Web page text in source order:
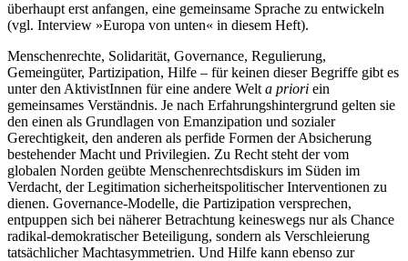
überhaupt erst anfangen, eine gemeinsame Sprache zu entwickeln
(vgl. Interview »Europa von unten« in diesem Heft).
Menschenrechte, Solidarität, Governance, Regulierung,
Gemeingüter, Partizipation, Hilfe – für keinen dieser Begriffe gibt es
unter den AktivistInnen für eine andere Welta priori ein
gemeinsames Verständnis. Je nach Erfahrungshintergrund gelten sie
den einen als Grundlagen von Emanzipation und sozialer
Gerechtigkeit, den anderen als perfide Formen der Absicherung
bestehender Macht und Privilegien. Zu Recht steht der vom
globalen Norden geübte Menschenrechtsdiskurs im Süden im
Verdacht, der Legitimation sicherheitspolitischer Interventionen zu
dienen. Governance-Modelle, die Partizipation versprechen,
entpuppen sich bei näherer Betrachtung keineswegs nur als Chance
radikal-demokratischer Beteiligung, sondern als Verschleierung
tatsächlicher Machtasymmetrien. Und Hilfe kann ebenso zur